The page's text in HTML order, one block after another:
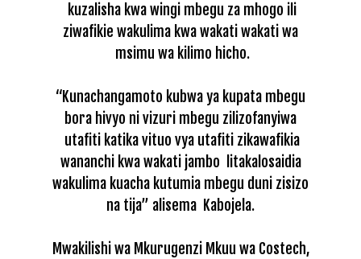
kuzalisha kwa wingi mbegu za mhogo ili
ziwafikie wakulima kwa wakati wakati wa
msimu wa kilimo hicho.
“Kunachangamoto kubwa ya kupata mbegu
bora hivyo ni vizuri mbegu zilizofanyiwa
utafiti katika vituo vya utafiti zikawafikia
wananchi kwa wakati jambo
litakalosaidia
wakulima kuacha kutumia mbegu duni zisizo
na tija” alisema Kabojela.
Mwakilishi wa Mkurugenzi Mkuu wa Costech,